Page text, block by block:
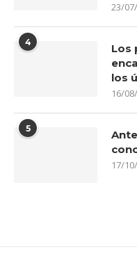
23/
4
Los
los
16/
5
17/